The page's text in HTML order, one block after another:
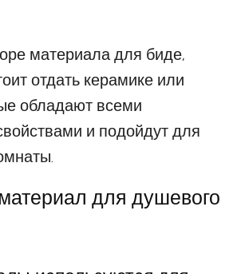
материала для биде,
отдать керамике или
обладают всеми
и подойдут для
для душевого